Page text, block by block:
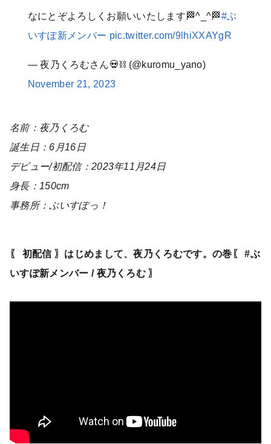
なにとぞよろしくお願いいたします🏁^_^🏁#ぶ
いすぽ新メンバー pic.twitter.com/9lhiXXAYgR
— 夜乃くろむさん💀⛓ (@kuromu_yano)
November 21, 2023
名前：夜乃くろむ
誕生日：6月16日
デビュー/初配信：2023年11月24日
身長：150cm
事務所：ぶいすぽっ！
〖 初配信 〗はじめまして、夜乃くろむです。の巻〖 #ぶ
いすぽ新メンバー / 夜乃くろむ 〗